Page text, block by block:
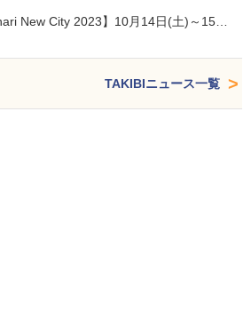
New City 2023】10月14日(土)～15…
TAKIBIニュース一覧